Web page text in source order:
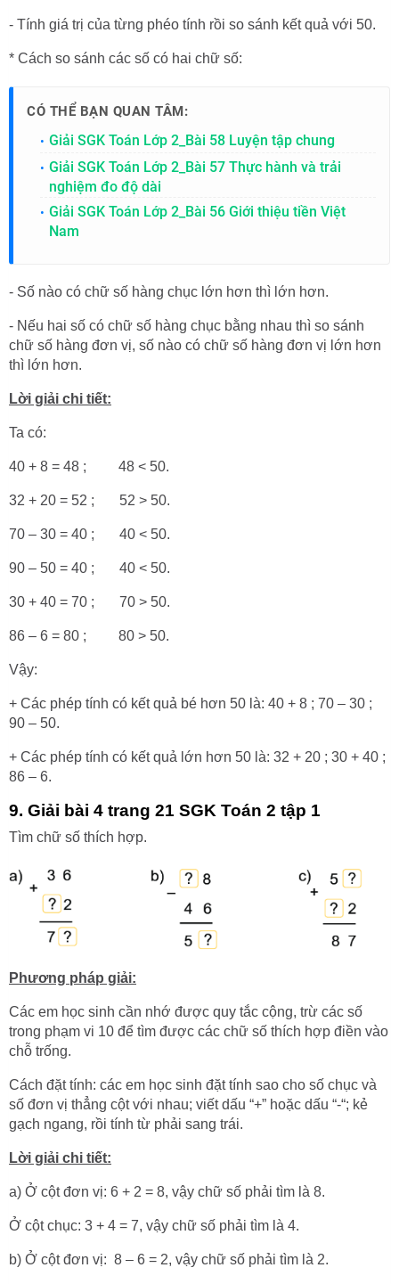
- Tính giá trị của từng phéo tính rồi so sánh kết quả với 50.
* Cách so sánh các số có hai chữ số:
CÓ THỂ BẠN QUAN TÂM:
Giải SGK Toán Lớp 2_Bài 58 Luyện tập chung
Giải SGK Toán Lớp 2_Bài 57 Thực hành và trải
nghiệm đo độ dài
Giải SGK Toán Lớp 2_Bài 56 Giới thiệu tiền Việt
Nam
- Số nào có chữ số hàng chục lớn hơn thì lớn hơn.
- Nếu hai số có chữ số hàng chục bằng nhau thì so sánh
chữ số hàng đơn vị, số nào có chữ số hàng đơn vị lớn hơn
thì lớn hơn.
Lời giải chi tiết:
Ta có:
40 + 8 = 48 ; 48 < 50.
32 + 20 = 52 ; 52 > 50.
70 – 30 = 40 ; 40 < 50.
90 – 50 = 40 ; 40 < 50.
30 + 40 = 70 ; 70 > 50.
86 – 6 = 80 ; 80 > 50.
Vậy:
+ Các phép tính có kết quả bé hơn 50 là: 40 + 8 ; 70 – 30 ;
90 – 50.
+ Các phép tính có kết quả lớn hơn 50 là: 32 + 20 ; 30 + 40 ;
86 – 6.
9. Giải bài 4 trang 21 SGK Toán 2 tập 1
Tìm chữ số thích hợp.
Phương pháp giải:
Các em học sinh cần nhớ được quy tắc cộng, trừ các số
trong phạm vi 10 để tìm được các chữ số thích hợp điền vào
chỗ trống.
Cách đặt tính: các em học sinh đặt tính sao cho số chục và
số đơn vị thẳng cột với nhau; viết dấu “+” hoặc dấu “-“; kẻ
gạch ngang, rồi tính từ phải sang trái.
Lời giải chi tiết:
a) Ở cột đơn vị: 6 + 2 = 8, vậy chữ số phải tìm là 8.
Ở cột chục: 3 + 4 = 7, vậy chữ số phải tìm là 4.
b) Ở cột đơn vị: 8 – 6 = 2, vậy chữ số phải tìm là 2.